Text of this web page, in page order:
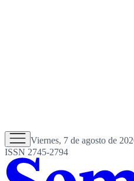
Viernes, 7 de agosto de
ISSN 2745-2794